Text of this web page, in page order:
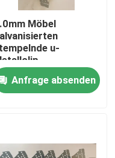
Möbel
u-
Anfrage absenden